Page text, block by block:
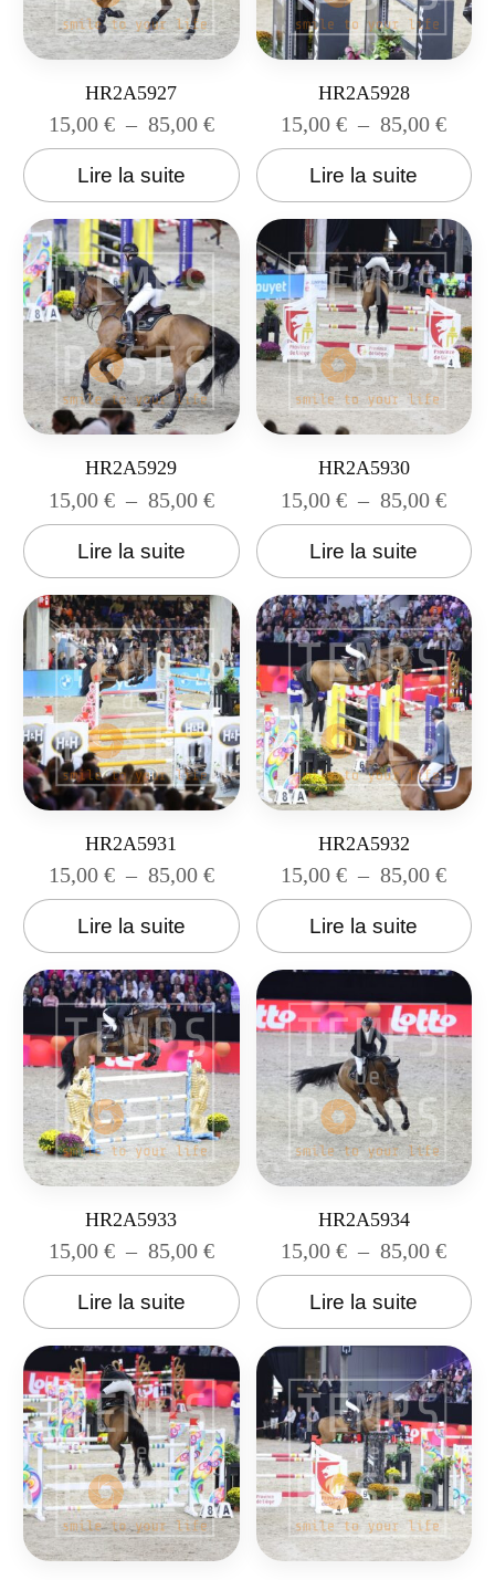
HR2A5927
15,00 € – 85,00 €
Lire la suite
HR2A5928
15,00€ – 85,00€
Lire la suite
HR2A5929
15,00 € – 85,00 €
Lire la suite
HR2A5930
15,00€ – 85,00€
Lire la suite
HR2A5931
15,00 € – 85,00 €
Lire la suite
HR2A5932
15,00€ – 85,00€
Lire la suite
HR2A5933
15,00 € – 85,00 €
Lire la suite
HR2A5934
15,00€ – 85,00€
Lire la suite